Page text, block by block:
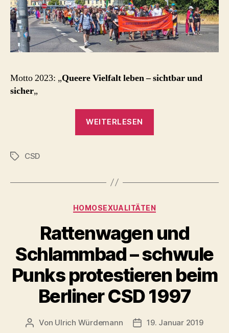
Motto 2023: „Queere Vielfalt leben – sichtbar und
sicher„
WEITERLESEN
Schlagwörter
CSD
Kategorien
HOMOSEXUALITÄTEN
Rattenwagen und
Schlammbad – schwule
Punks protestieren beim
Berliner CSD 1997
Beitragsautor
Von Ulrich Würdemann Beitragsdatum
19. Januar 2019